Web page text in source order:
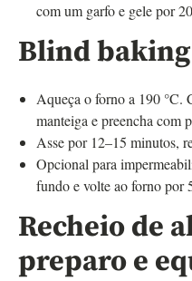
com um garfo e gele por
Blind
Aqueça o forno a 190 °C.
manteiga e preencha com
Asse por 12–15 minutos,
Opcional para
fundo e volte ao forno por
Recheio de
preparo e